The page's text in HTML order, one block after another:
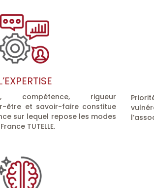
compétence, rigueur
être et savoir-faire constitue
sur lequel repose les modes
TUTELLE.